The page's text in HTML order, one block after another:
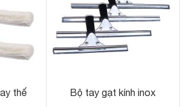
thế Bộ tay gạt kính inox